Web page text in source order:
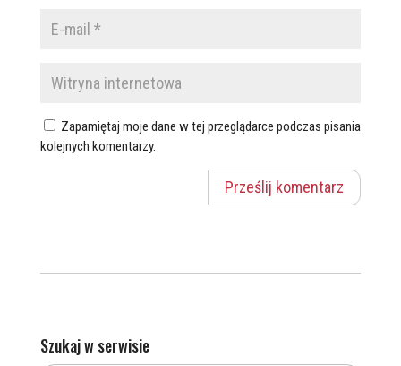
Zapamiętaj moje dane w tej przeglądarce podczas pisania
kolejnych komentarzy.
Szukaj w serwisie